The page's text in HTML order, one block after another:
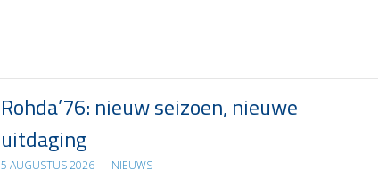
Rohda’76: nieuw seizoen, nieuwe
uitdaging
5 AUGUSTUS 2026 | NIEUWS